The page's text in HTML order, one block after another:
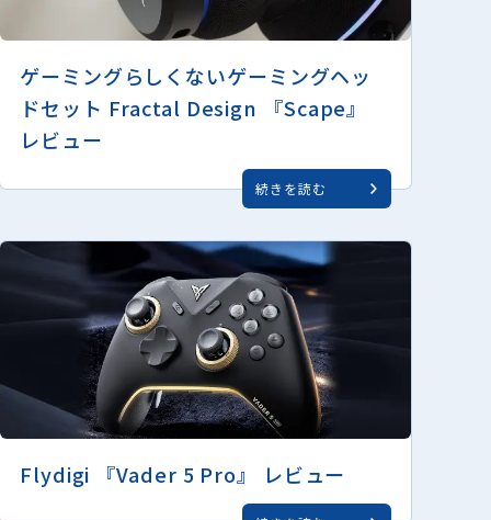
ゲーミングらしくないゲーミングヘッ
ドセット Fractal Design 『Scape』
レビュー
続きを読む
Flydigi 『Vader 5 Pro』 レビュー